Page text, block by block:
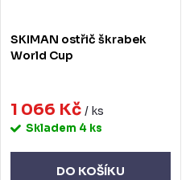
SKIMAN ostřič škrabek
World Cup
1 066 Kč / ks
Skladem 4 ks
DO KOŠÍKU